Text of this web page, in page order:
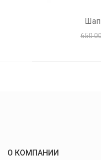
О КОМПАНИИ